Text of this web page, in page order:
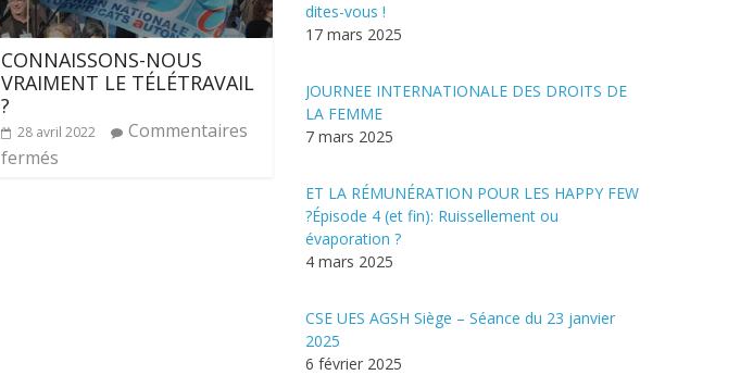
CONNAISSONS-NOUS
VRAIMENT LE TÉLÉTRAVAIL
?
28 avril 2022
Commentaires
fermés
dites-vous !
17 mars 2025
JOURNEE INTERNATIONALE DES DROITS DE
LA FEMME
7 mars 2025
ET LA RÉMUNÉRATION POUR LES HAPPY FEW
?Épisode 4 (et fin): Ruissellement ou
évaporation ?
4 mars 2025
CSE UES AGSH Siège – Séance du 23 janvier
2025
6 février 2025